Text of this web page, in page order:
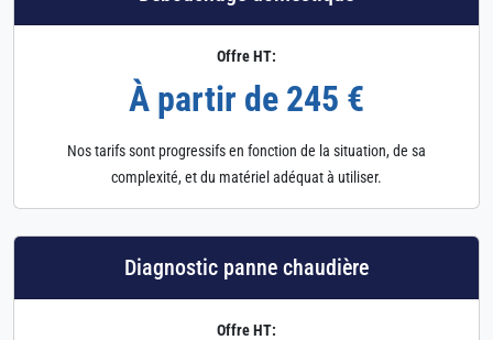
Offre HT:
À partir de 245 €
Nos tarifs sont progressifs en fonction de la situation, de sa
complexité, et du matériel adéquat à utiliser.
Diagnostic panne chaudière
Offre HT: